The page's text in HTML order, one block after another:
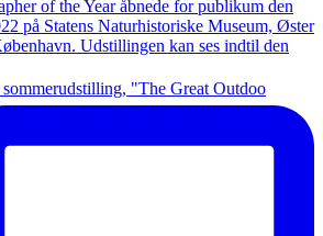
"The Great Outdoo